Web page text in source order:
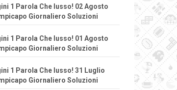
1 Parola Che lusso! 02 Agosto
Giornaliero Soluzioni
1 Parola Che lusso! 01 Agosto
Giornaliero Soluzioni
1 Parola Che lusso! 31 Luglio
Giornaliero Soluzioni